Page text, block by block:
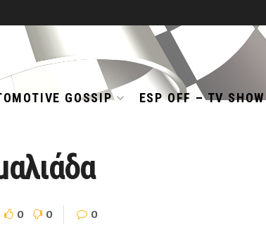
GOSSIP ESP OFF – TV SHOW
0 0 0